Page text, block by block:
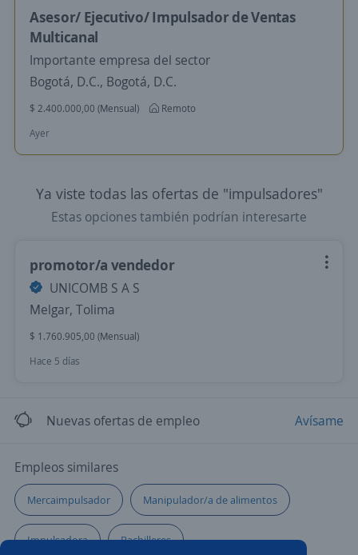
Asesor/ Ejecutivo/ Impulsador de Ventas
Multicanal
Importante empresa del sector
Bogotá, D.C., Bogotá, D.C.
$ 2.400.000,00 (Mensual)
Remoto
Ayer
Ya viste todas las ofertas de "impulsadores"
Estas opciones también podrían interesarte
promotor/a vendedor
UNICOMB S A S
Melgar, Tolima
$ 1.760.905,00 (Mensual)
Hace 5 días
Nuevas ofertas de empleo Avísame
Empleos similares
Mercaimpulsador Manipulador/a de alimentos
Impulsadora Bachilleres